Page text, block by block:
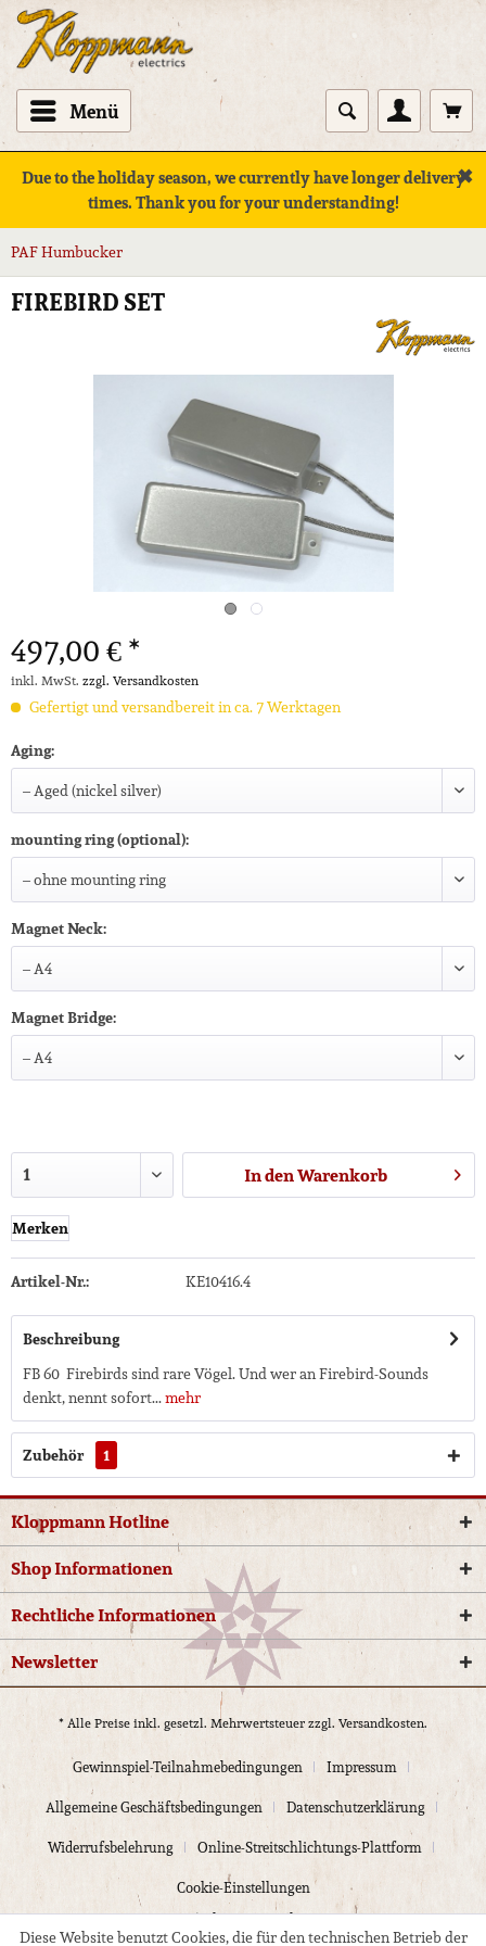
Menü
Due to the holiday season, we currently have longer delivery
times. Thank you for your understanding!
✖
PAF Humbucker
FIREBIRD SET
497,00 € *
inkl. MwSt. zzgl. Versandkosten
Gefertigt und versandbereit in ca. 7 Werktagen
Aging:
mounting ring (optional):
Magnet Neck:
Magnet Bridge:
In denWarenkorb
Merken
Artikel-Nr.: KE10416.4
Beschreibung
FB 60 Firebirds sind rare Vögel. Und wer an Firebird-Sounds
denkt, nennt sofort...mehr
Zubehör 1
Kloppmann Hotline
Shop Informationen
Rechtliche Informationen
Newsletter
* Alle Preise inkl. gesetzl. Mehrwertsteuer zzgl. Versandkosten.
Gewinnspiel-Teilnahmebedingungen
Impressum
Allgemeine Geschäftsbedingungen
Datenschutzerklärung
Widerrufsbelehrung
Online-Streitschlichtungs-Plattform
Cookie-Einstellungen
© 2024 Kloppmann Electrics
Diese Website benutzt Cookies, die für den technischen Betrieb der